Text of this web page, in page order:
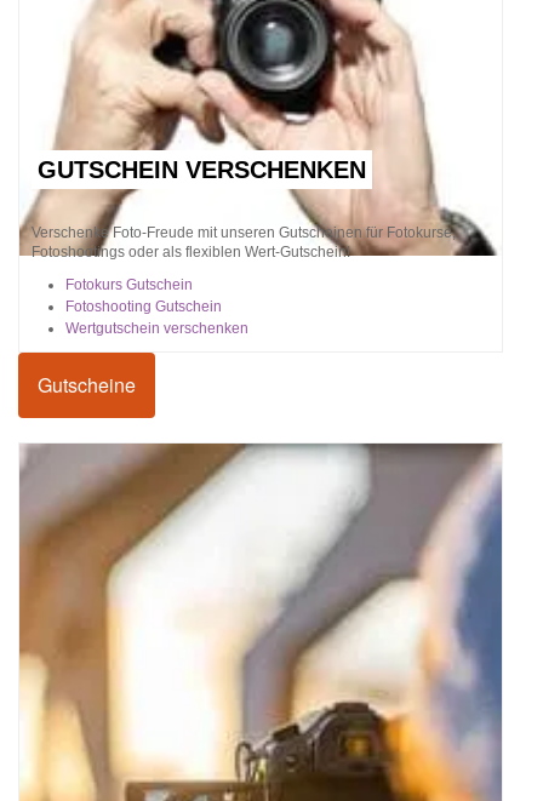
GUTSCHEIN VERSCHENKEN
Verschenke Foto-Freude mit unseren Gutscheinen für Fotokurse,
Fotoshootings oder als flexiblen Wert-Gutschein!
Fotokurs Gutschein
Fotoshooting Gutschein
Wertgutschein verschenken
Gutscheine